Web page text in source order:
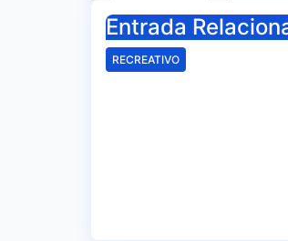
Entrada
RECREATIVO